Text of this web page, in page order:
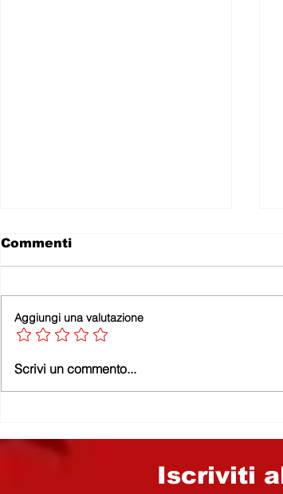
Leonforte fra Cinema e
Commenti
Aggiungi una valutazione
Scrivi un commento...
Iscriviti